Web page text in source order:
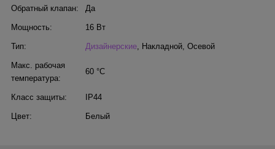
Обратный клапан: Да
Мощность: 16 Вт
Тип: Дизайнерские, Накладной, Осевой
Макс. рабочая
температура:
60 °С
Класс защиты: IP44
Цвет: Белый